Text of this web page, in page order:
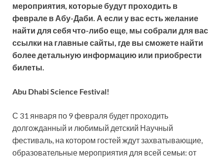
мероприятия, которые будут проходить в
феврале в Абу-Даби. А если у вас есть желание
найти для себя что-либо еще, мы собрали для вас
ссылки на главные сайты, где вы сможете найти
более детальную информацию или приобрести
билеты.
Abu Dhabi Science Festival!
С 31 января по 9 февраля будет проходить
долгожданный и любимый детский Научный
фестиваль, на котором гостей ждут захватывающие,
образовательные мероприятия для всей семьи: от